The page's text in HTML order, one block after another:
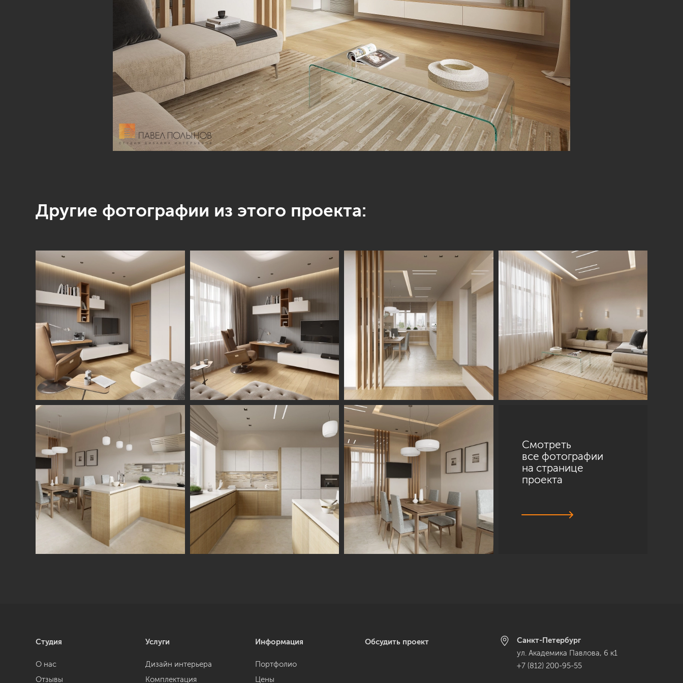
Другие фотографии из этого проекта:
Смотреть
все фотографии
на странице
проекта
Студия
О нас
Отзывы
Услуги
Дизайн интерьера
Комплектация
Информация
Портфолио
Цены
Обсудить проект
Санкт-Петербург
ул. Академика Павлова, 6 к1
+7 (812) 200-95-55